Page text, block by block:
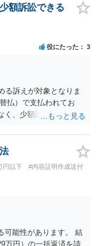
ん。こちらを重視すれ
」という結果の実現に
き渡すべきといえる
事者の合理的意思に
になると思います。 例
を解消した2人が当日
くことも無理からぬ
リーナ席であれば隣り
ケットが入手困難で
てくるかもしれませ
する特定興行入場券に
は、チケット引渡し以
うに、本件の紛争は、
のかを追求した解決が
なので、弁護士によっ
額訴訟できる
役にたった 3
る訴えが対象となりま
払）で支払われてお
く、少額訴訟は使えな
が、まずは後払い決済
しとともに）支払拒絶
きた場合には全面的に
ます。弁護士会の相談
保護委員会に所属し
円以下
#内容証明作成送付
可能性があります。 結
万円）の一括返済を請